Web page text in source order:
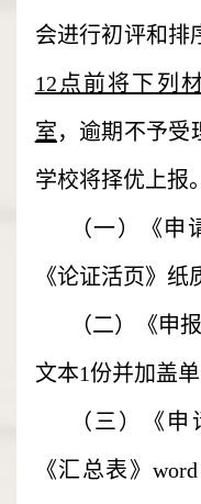
会进行初评和排
12点前将下列
室，逾期不予受
学校将择优上报。
（一）《申
《论证活页》纸
（二）《申
文本1份并加盖单
（三）《
《汇总表》